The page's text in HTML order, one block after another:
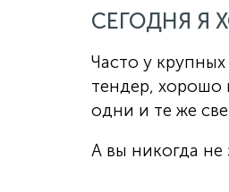
СЕГОДНЯ Я
Часто у
тендер, хорошо
одни и те же
А вы никогда не